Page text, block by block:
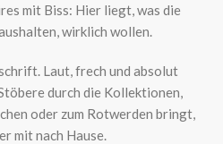
mit Biss: Hier liegt, was die
wirklich wollen.
Laut, frech und absolut
durch die Kollektionen,
oder zum Rotwerden bringt,
mit nach Hause.